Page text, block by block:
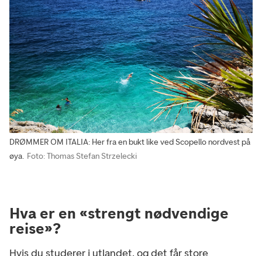
DRØMMER OM ITALIA: Her fra en bukt like ved Scopello nordvest på
øya. Foto: Thomas Stefan Strzelecki
Hva er en «strengt nødvendige
reise»?
Hvis du studerer i utlandet, og det får store